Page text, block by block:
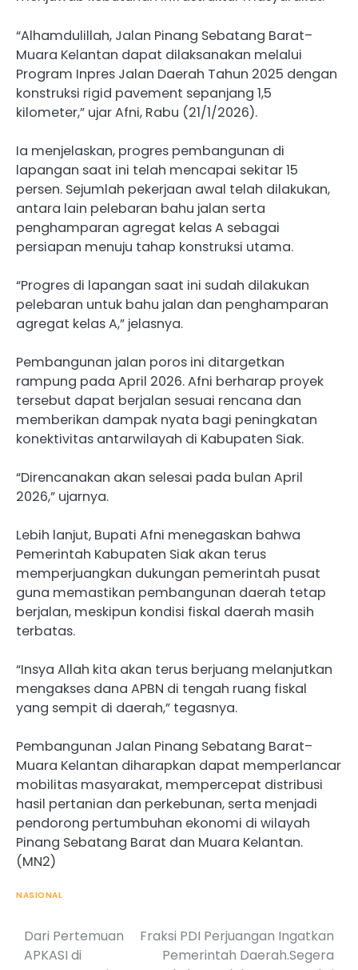
“Alhamdulillah, Jalan Pinang Sebatang Barat–
Muara Kelantan dapat dilaksanakan melalui
Program Inpres Jalan Daerah Tahun 2025 dengan
konstruksi rigid pavement sepanjang 1,5
kilometer,” ujar Afni, Rabu (21/1/2026).
Ia menjelaskan, progres pembangunan di
lapangan saat ini telah mencapai sekitar 15
persen. Sejumlah pekerjaan awal telah dilakukan,
antara lain pelebaran bahu jalan serta
penghamparan agregat kelas A sebagai
persiapan menuju tahap konstruksi utama.
“Progres di lapangan saat ini sudah dilakukan
pelebaran untuk bahu jalan dan penghamparan
agregat kelas A,” jelasnya.
Pembangunan jalan poros ini ditargetkan
rampung pada April 2026. Afni berharap proyek
tersebut dapat berjalan sesuai rencana dan
memberikan dampak nyata bagi peningkatan
konektivitas antarwilayah di Kabupaten Siak.
“Direncanakan akan selesai pada bulan April
2026,” ujarnya.
Lebih lanjut, Bupati Afni menegaskan bahwa
Pemerintah Kabupaten Siak akan terus
memperjuangkan dukungan pemerintah pusat
guna memastikan pembangunan daerah tetap
berjalan, meskipun kondisi fiskal daerah masih
terbatas.
“Insya Allah kita akan terus berjuang melanjutkan
mengakses dana APBN di tengah ruang fiskal
yang sempit di daerah,” tegasnya.
Pembangunan Jalan Pinang Sebatang Barat–
Muara Kelantan diharapkan dapat memperlancar
mobilitas masyarakat, mempercepat distribusi
hasil pertanian dan perkebunan, serta menjadi
pendorong pertumbuhan ekonomi di wilayah
Pinang Sebatang Barat dan Muara Kelantan.
(MN2)
NASIONAL
Post
Dari Pertemuan
APKASI di
Fraksi PDI Perjuangan Ingatkan
Pemerintah Daerah.Segera